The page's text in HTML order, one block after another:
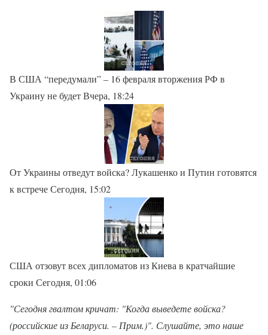
В США “передумали” – 16 февраля вторжения РФ в
Украину не будет Вчера, 18:24
От Украины отведут войска? Лукашенко и Путин готовятся
к встрече Сегодня, 15:02
США отзовут всех дипломатов из Киева в кратчайшие
сроки Сегодня, 01:06
"Сегодня гвалтом кричат: "Когда выведете войска?
(российские из Беларуси. – Прим.)". Слушайте, это наше